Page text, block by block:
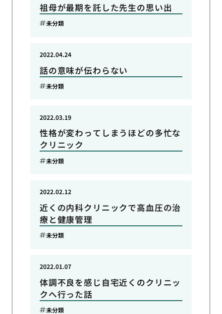
祖母が最期を託した先生の思い出
未分類
話の意味が伝わらない
2022.04.24
未分類
性格が変わってしまうほどの多忙な
クリニック
2022.03.19
未分類
近くの内科クリニックで高血圧の治
療と健康管理
2022.02.12
未分類
体調不良を感じ自宅近くのクリニッ
クへ行った話
2022.01.07
未分類